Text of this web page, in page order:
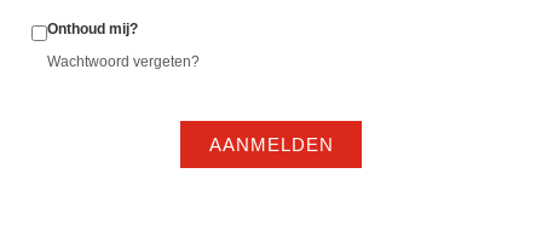
Onthoud mij?
Wachtwoord vergeten?
AANMELDEN